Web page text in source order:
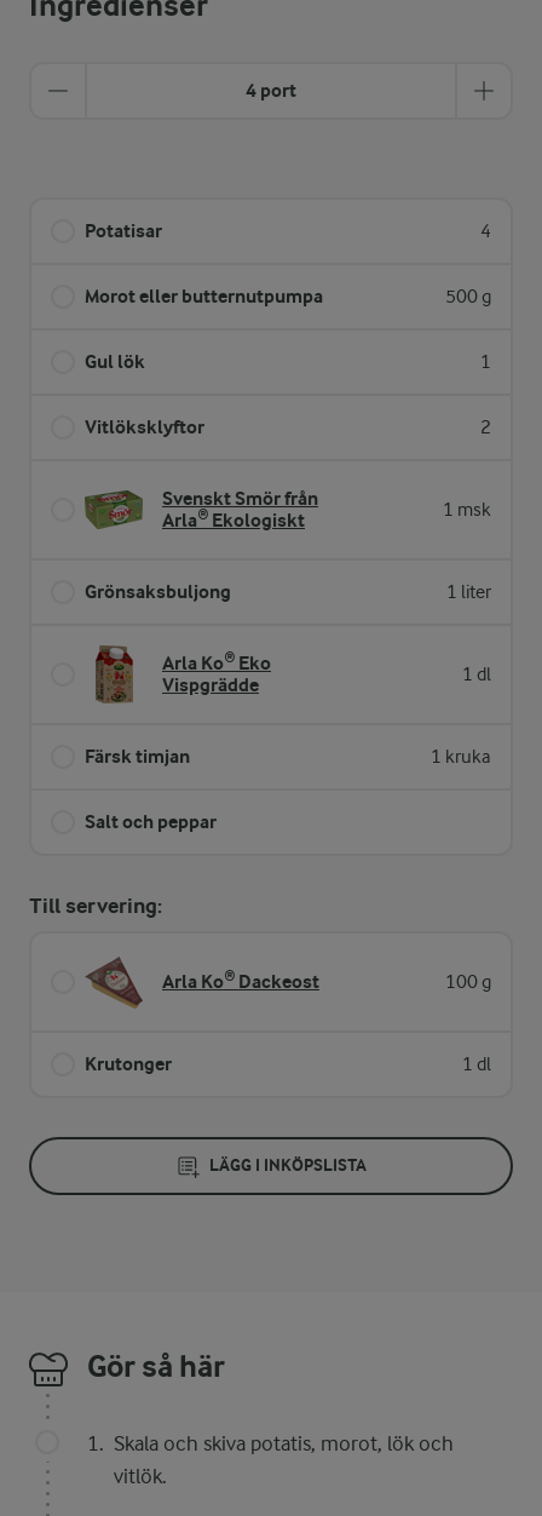
4 port
Potatisar 4
Morot eller butternutpumpa 500 g
Gul lök 1
Vitlöksklyftor 2
Svenskt Smör från
Arla® Ekologiskt
1 msk
Grönsaksbuljong 1 liter
Arla Ko® Eko
Vispgrädde
1 dl
Färsk timjan 1 kruka
Salt och peppar
Till servering:
Arla Ko® Dackeost 100 g
Krutonger 1 dl
LÄGG I INKÖPSLISTA
Gör så här
Skala och skiva potatis, morot, lök och
vitlök.